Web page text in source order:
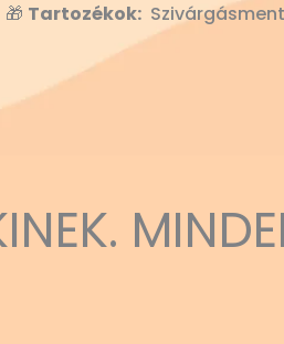
🎁 Tartozékok: